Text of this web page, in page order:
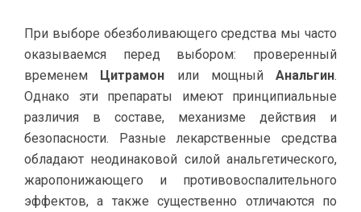
При выборе обезболивающего средства мы часто
оказываемся перед выбором: проверенный
временем Цитрамон или мощный Анальгин.
Однако эти препараты имеют принципиальные
различия в составе, механизме действия и
безопасности. Разные лекарственные средства
обладают неодинаковой силой анальгетического,
жаропонижающего и противовоспалительного
эффектов, а также существенно отличаются по